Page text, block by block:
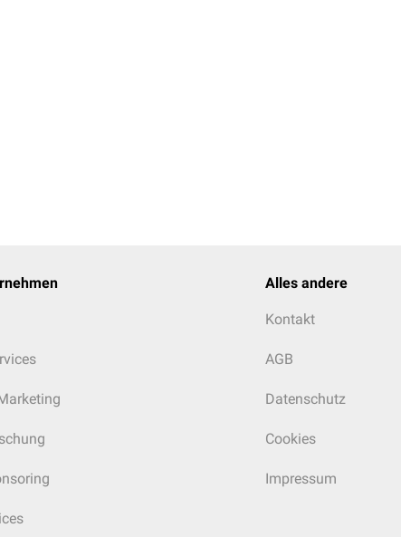
Alles andere
Kontakt
AGB
Datenschutz
Cookies
Impressum